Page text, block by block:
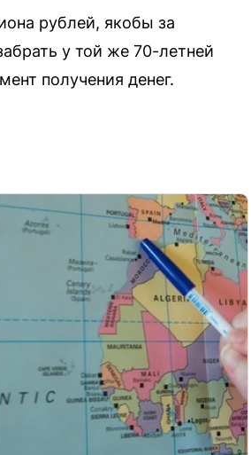
рублей, якобы за
у той же 70-летней
получения денег.